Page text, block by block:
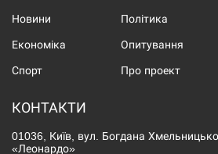
Новини Політика
Економіка Опитування
Спорт Про проект
КОНТАКТИ
01036, Київ, вул. Богдана
«Леонардо»